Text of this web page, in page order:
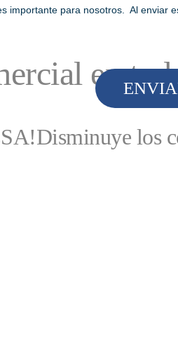
importante para nosotros. Al enviar
en
Disminuye los